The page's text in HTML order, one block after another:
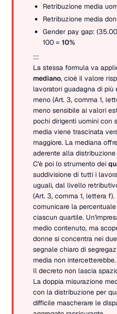
Retribuzione media
Retribuzione media
Gender pay gap:
100 = 10%
:::
La stessa formula va
mediano, cioè il valore
lavoratori guadagna di
meno (Art. 3, comma 1,
meno sensibile ai valori
pochi dirigenti uomini con
media viene trascinata
maggiore. La mediana
aderente alla
C'è poi lo strumento dei
suddivisione di tutti i
uguali, dal livello
(Art. 3, comma 1, lettera
comunicare la
ciascun quartile.
medio contenuto, ma
donne si concentra nei
segnale chiaro di
media non intercetterebbe.
Il decreto non lascia
La doppia misurazione
con la distribuzione per
difficile mascherare le